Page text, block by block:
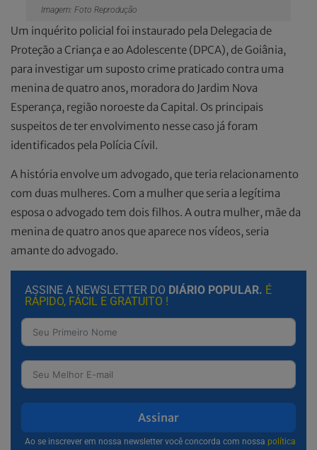
Imagem: Foto Reprodução
Um inquérito policial foi instaurado pela Delegacia de
Proteção a Criança e ao Adolescente (DPCA), de Goiânia,
para investigar um suposto crime praticado contra uma
menina de quatro anos, moradora do Jardim Nova
Esperança, região noroeste da Capital. Os principais
suspeitos de ter envolvimento nesse caso já foram
identificados pela Polícia Cívil.
A história envolve um advogado, que teria relacionamento
com duas mulheres. Com a mulher que seria a legítima
esposa o advogado tem dois filhos. A outra mulher, mãe da
menina de quatro anos que aparece nos vídeos, seria
amante do advogado.
ASSINE A NEWSLETTER DO DIÁRIO POPULAR. É
RÁPIDO, FÁCIL E GRATUITO !
Assinar
Ao se inscrever em nossa newsletter você concorda com nossa política